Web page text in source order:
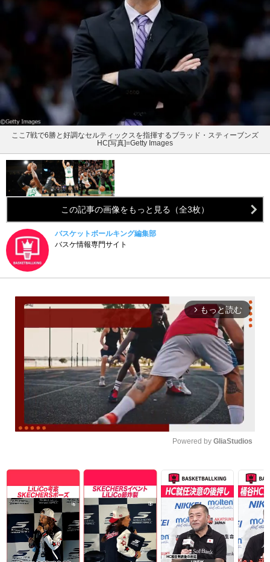
ここ7戦で6勝と好調なセルティックスを指揮するブラッド・スティーブンズ
HC[写真]=Getty Images
この記事の画像をもっと見る（全3枚）
バスケットボールキング編集部
バスケ情報専門サイト
arrow_forward_ios もっと読む
Powered by GliaStudios